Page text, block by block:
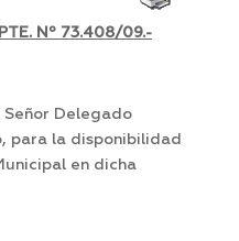
Nº 73.408/09.-
Delegado
para la disponibilidad
en dicha